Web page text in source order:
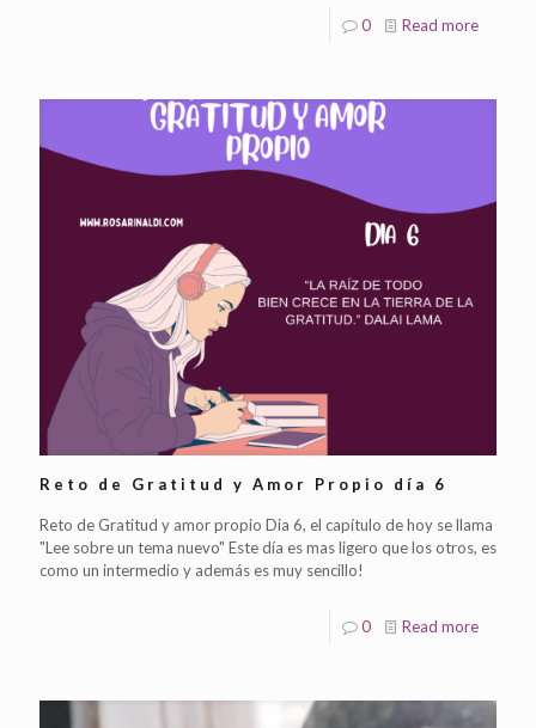
0 Read more
Reto de Gratitud y Amor Propio día 6
Reto de Gratitud y amor propio Dia 6, el capítulo de hoy se llama
"Lee sobre un tema nuevo" Este día es mas ligero que los otros, es
como un intermedio y además es muy sencillo!
0 Read more